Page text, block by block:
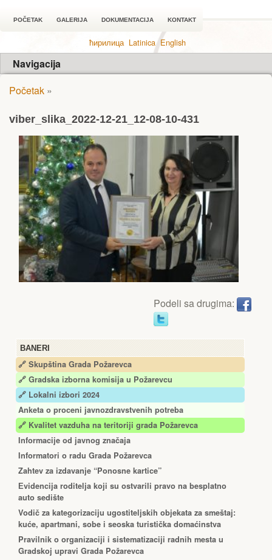
POČETAK GALERIJA DOKUMENTACIJA KONTAKT
ћирилица Latinica English
Navigacija
BANERI
🔗 Skupština Grada Požarevca
🔗 Gradska izborna komisija u Požarevcu
🔗 Lokalni izbori 2024
Anketa o proceni javnozdravstvenih potreba
🔗 Kvalitet vazduha na teritoriji grada Požarevca
Informacije od javnog značaja
Informatori o radu Grada Požarevca
Zahtev za izdavanje “Ponosne kartice”
Еvidencija roditelja koji su ostvarili pravo na besplatno
auto sedište
Vodič za kategorizaciju ugostiteljskih objekata za smeštaj:
kuće, apartmani, sobe i seoska turistička domaćinstva
Pravilnik o organizaciji i sistematizaciji radnih mesta u
Gradskoj upravi Grada Požarevca
Početak »
viber_slika_2022-12-21_12-08-10-431
Podeli sa drugima: